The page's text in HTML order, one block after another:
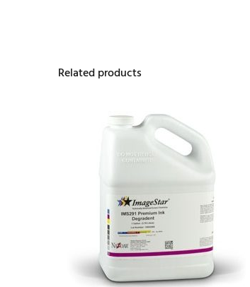
Related products